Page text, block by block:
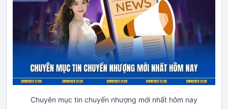
Chuyên mục tin chuyển nhượng mới nhất hôm nay